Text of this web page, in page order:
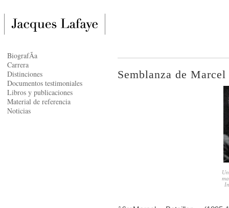
Semblanza de
BiografÃ­a
Carrera
Distinciones
Documentos testimoniales
Libros y publicaciones
Material de referencia
Noticias